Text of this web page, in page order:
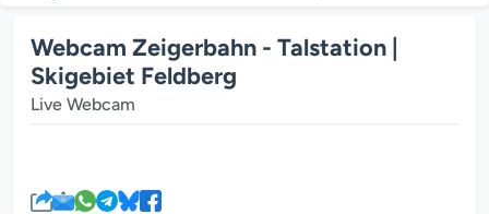
Webcam Zeigerbahn - Talstation |
Skigebiet Feldberg
Live Webcam